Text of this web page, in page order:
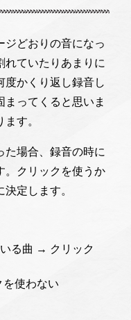
どおりの音になっ
ていたりあまりに
かくり返し録音し
ってくると思いま
す。
た場合、録音の時に
。クリックを使うか
定します。
る曲 → クリック
使わない